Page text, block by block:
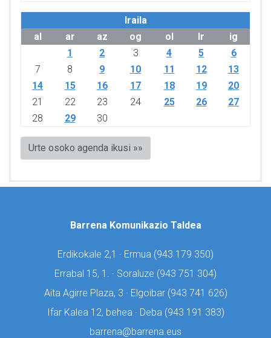
Iraila
al
ar az og ol lr
ig
1
2 3 4 5
6
7
8 9 10 11 12
13
14
15 16 17 18 19
20
21
22 23 24 25 26
27
28
29 30
Urte osoko agenda ikusi »»
Barrena Komunikazio Taldea
Erdikokale 2,1 · Ermua (943 179 350)
Errabal 15, 1. · Soraluze (943 751 304)
Aita Agirre Plaza, 3 · Elgoibar (943 741 626)
Ifar Kalea 12, behea · Deba (943 191 383)
barrena@barrena.eus